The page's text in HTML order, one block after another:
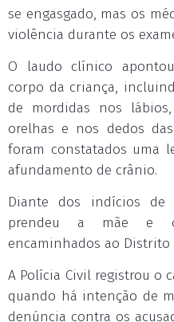
se engasgado, mas os
violência durante os
O laudo clínico
corpo da criança,
de mordidas nos
orelhas e nos dedos
foram constatados uma
afundamento de crânio.
Diante dos indícios de
prendeu a mãe e
encaminhados ao Distrito
A Polícia Civil registrou o
quando há intenção de
denúncia contra os